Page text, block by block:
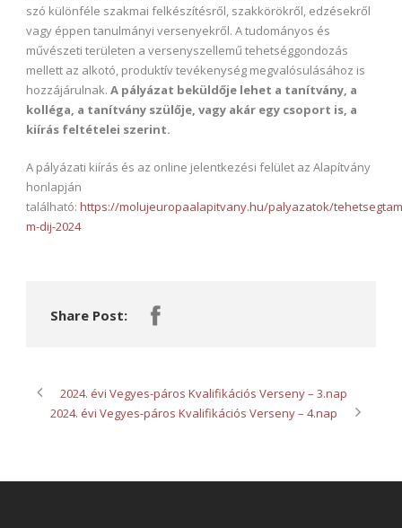
szó különféle szakmai felkészítésről, szakkörökről, edzésekről
vagy éppen tanulmányi versenyekről. A tudományos és
művészeti területen a versenyszellemű tehetséggondozás
mellett az alkotó, produktív tevékenység megvalósulásához is
hozzájárulnak. A pályázat beküldője lehet a tanítvány, a
kolléga, a tanítvány szülője, vagy akár egy csoport is, a
kiírás feltételei szerint.
A pályázati kiírás és az online jelentkezési felület az Alapítvány
honlapján
található: https://molujeuropaalapitvany.hu/palyazatok/
m-dij-2024
Share Post:
2024. évi Vegyes-páros Kvalifikációs Verseny – 3.nap
2024. évi Vegyes-páros Kvalifikációs Verseny – 4.nap